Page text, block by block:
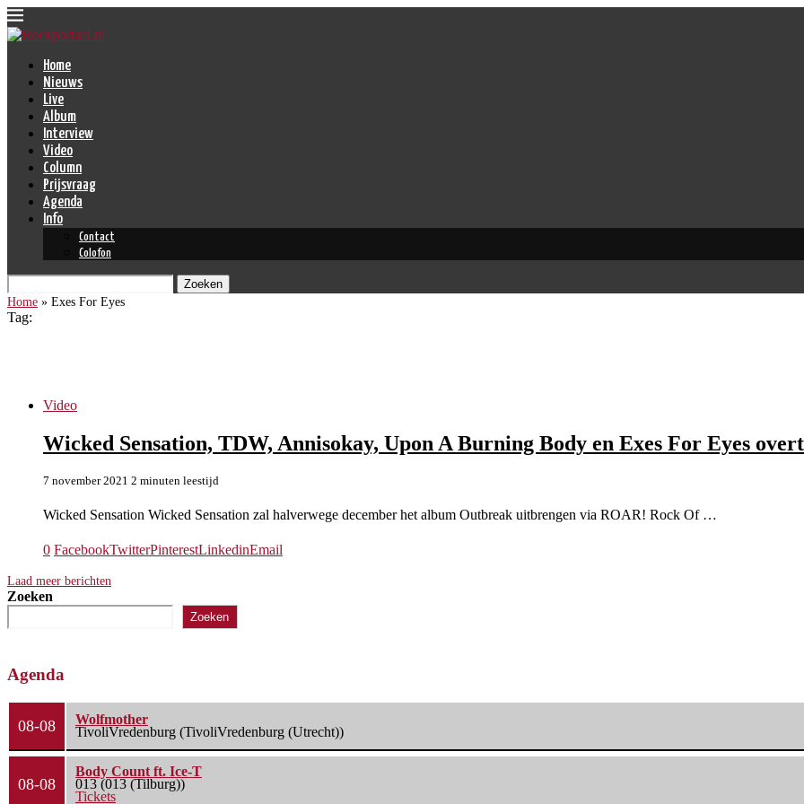
Home
Nieuws
Live
Album
Interview
Video
Column
Prijsvraag
Agenda
Info
Contact
Colofon
Zoeken
Home » Exes For Eyes
Tag:
Video
Wicked Sensation, TDW, Annisokay, Upon A Burning Body en Exes For Eyes
7 november 2021 2 minuten leestijd
Wicked Sensation Wicked Sensation zal halverwege december het album Outbreak uitbrengen via ROAR! Rock Of …
0 FacebookTwitterPinterestLinkedinEmail
Laad meer berichten
Zoeken
Zoeken
Agenda
08-08
Wolfmother
TivoliVredenburg (TivoliVredenburg (Utrecht))
08-08
Body Count ft. Ice-T
013 (013 (Tilburg))
Tickets